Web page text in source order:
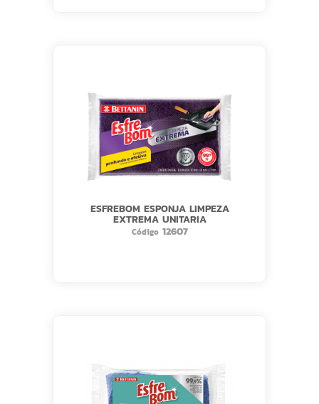
ESFREBOM ESPONJA LIMPEZA
EXTREMA UNITARIA
Código12607